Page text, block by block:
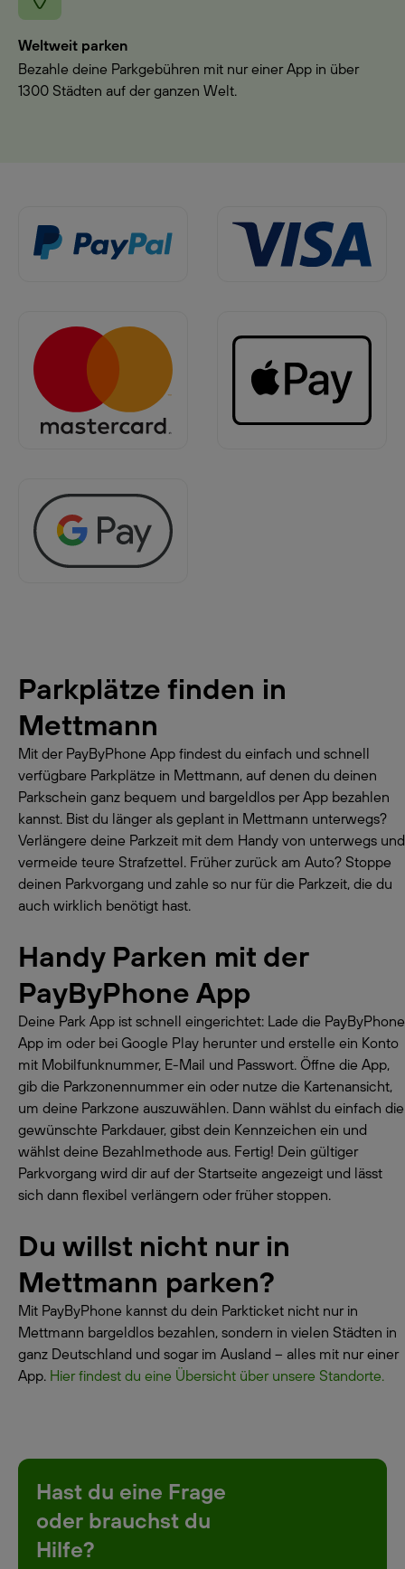
Weltweit parken
Bezahle deine Parkgebühren mit nur einer App in über
1300 Städten auf der ganzen Welt.
Parkplätze finden in
Mettmann
Mit der PayByPhone App findest du einfach und schnell
verfügbare Parkplätze in Mettmann, auf denen du deinen
Parkschein ganz bequem und bargeldlos per App bezahlen
kannst. Bist du länger als geplant in Mettmann unterwegs?
Verlängere deine Parkzeit mit dem Handy von unterwegs und
vermeide teure Strafzettel. Früher zurück am Auto? Stoppe
deinen Parkvorgang und zahle so nur für die Parkzeit, die du
auch wirklich benötigt hast.
Handy Parken mit der
PayByPhone App
Deine Park App ist schnell eingerichtet: Lade die PayByPhone
App im oder bei Google Play herunter und erstelle ein Konto
mit Mobilfunknummer, E-Mail und Passwort. Öffne die App,
gib die Parkzonennummer ein oder nutze die Kartenansicht,
um deine Parkzone auszuwählen. Dann wählst du einfach die
gewünschte Parkdauer, gibst dein Kennzeichen ein und
wählst deine Bezahlmethode aus. Fertig! Dein gültiger
Parkvorgang wird dir auf der Startseite angezeigt und lässt
sich dann flexibel verlängern oder früher stoppen.
Du willst nicht nur in
Mettmann parken?
Mit PayByPhone kannst du dein Parkticket nicht nur in
Mettmann bargeldlos bezahlen, sondern in vielen Städten in
ganz Deutschland und sogar im Ausland – alles mit nur einer
App. Hier findest du eine Übersicht über unsere Standorte.
Hast du eine Frage
oder brauchst du
Hilfe?